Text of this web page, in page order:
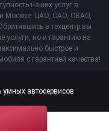
наших услуг в
Москве: ЦАО, САО, СВАО,
в техцентр вы
услуги, но и гарантию на
быстрое и
с гарантией качества!
умных автосервисов